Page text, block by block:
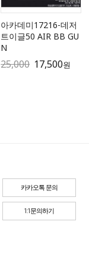
아카데미17216-데저
트이글50 AIR BB GU
N
25,000 17,500원
카카오톡 문의
1:1문의하기